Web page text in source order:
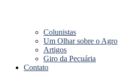
Colunistas
Um Olhar sobre o Agro
Artigos
Giro da Pecuária
Contato